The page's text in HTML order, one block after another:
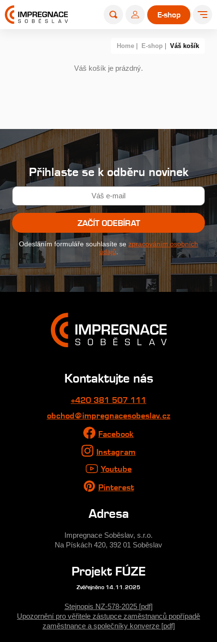
E-shop
Home E-shop Váš košík
Váš košík je prázdný.
Přihlaste se k odběru novinek
ZAČÍT ODEBÍRAT
Odesláním formuláře souhlasíte se zpracováním osobních
údajů
Kontaktujte nás
+420 381 507 111
obchod@impregnacesobeslav.cz
Facebook
Instagram
Youtube
Pinterest
Adresa
Impregnace Soběslav, s.r.o.
Na Pískách 420, 392 01 Soběslav
Projekt FÚZE
Zvěřejněno 14.11.2025
Stejnopis NZ-578-2025 [pdf]
Upozornění pro věřitele zástupce zaměstnanců popřípadě
zaměstnance a společníky konverze [pdf]